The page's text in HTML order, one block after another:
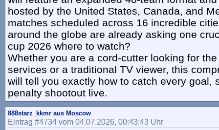
hosted by the United States, Canada, and
matches scheduled across 16 incredible
around the globe are already asking one
cup 2026 where to watch?
Whether you are a cord-cutter looking for
services or a traditional TV viewer, this
will tell you exactly how to catch every goal,
penalty shootout live.
888starz_kkmr aus Moscow
Eintrag #4734 vom 04.07.2026, 00:43:43 Uhr